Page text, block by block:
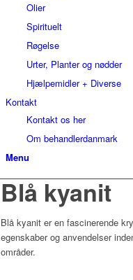
Olier
Spirituelt
Røgelse
Urter, Planter og nødder
Hjælpemidler + Diverse
Kontakt
Kontakt os her
Om behandlerdanmark
Menu
Blå kyanit
Blå kyanit er en fascinerende
egenskaber og anvendelser
områder.